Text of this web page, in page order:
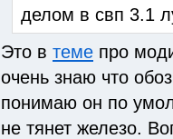
делом в свп 3.1
Это в теме про
очень знаю что
понимаю он по
не тянет железо.